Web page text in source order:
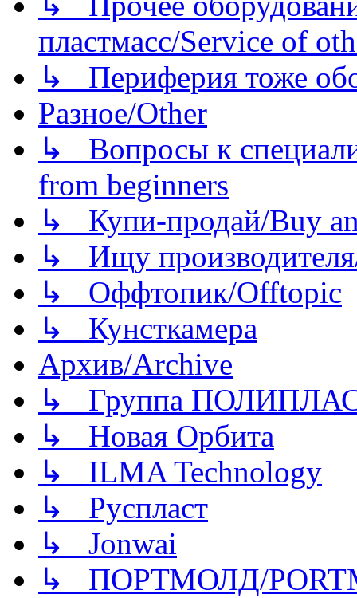
пластмасс/Service of
↳ Периферия тоже
Разное/Other
↳ Вопросы к
from beginners
↳ Купи-продай/Buy
↳ Ищу
↳ Оффтопик/Offtopic
↳ Кунсткамера
Архив/Archive
↳ Группа
↳ Новая Орбита
↳ ILMA Technology
↳ Руспласт
↳ Jonwai
↳ ПОРТМОЛД/